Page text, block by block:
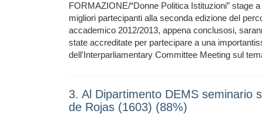
FORMAZIONE/“Donne Politica Istituzioni” stage
migliori partecipanti alla seconda edizione del
accademico 2012/2013, appena conclusosi,
state accreditate per partecipare a una
dell'Interparliamentary Committee Meeting sul
3. Al Dipartimento DEMS seminario
de Rojas (1603) (88%)